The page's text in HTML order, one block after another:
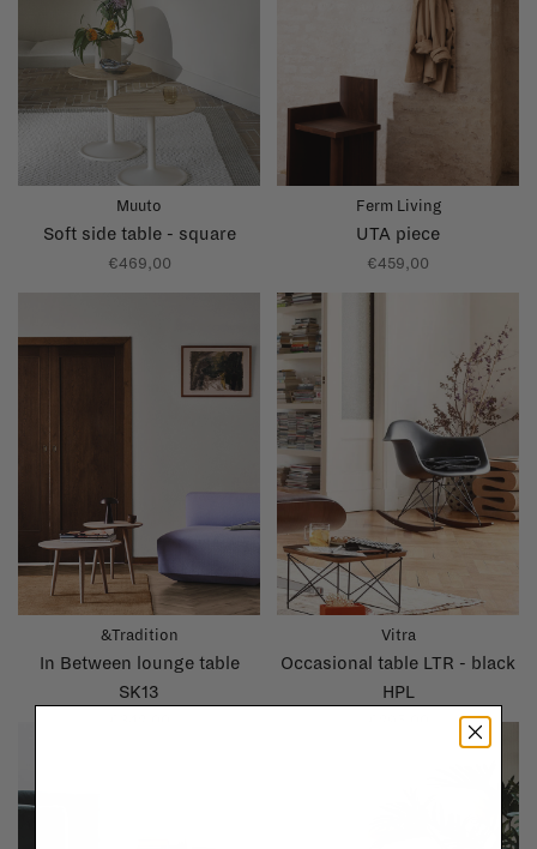
Muuto
Soft side table - square
€469,00
Ferm Living
UTA piece
€459,00
&Tradition
In Between lounge table
SK13
Vitra
Occasional table LTR - black
HPL